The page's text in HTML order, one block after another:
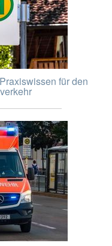
für den